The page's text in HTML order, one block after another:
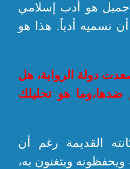
جميل هو أدب إسلامي
نسميه أدباً. هذا هو
دولة الرواية، هل
ضدها،وما هو تحليلك
القديمة رغم أن
ويحفظونه ويتغنون به،